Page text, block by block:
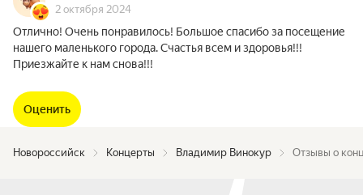
2 октября 2024
Отлично! Очень понравилось! Большое спасибо за посещение
нашего маленького города. Счастья всем и здоровья!!!
Приезжайте к нам снова!!!
Оценить
Новороссийск Концерты Владимир Винокур Отзывы о